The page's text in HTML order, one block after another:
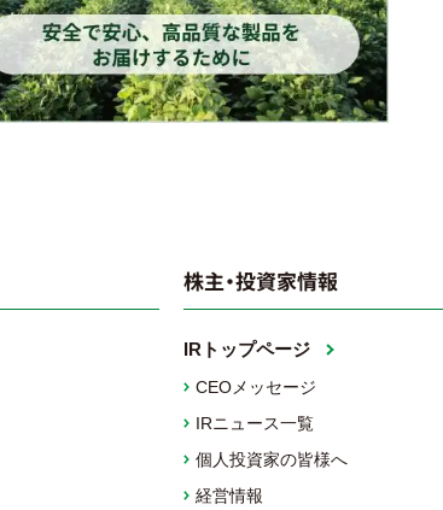
株主・投資家情報
IRトップページ
CEOメッセージ
IRニュース一覧
個人投資家の皆様へ
経営情報